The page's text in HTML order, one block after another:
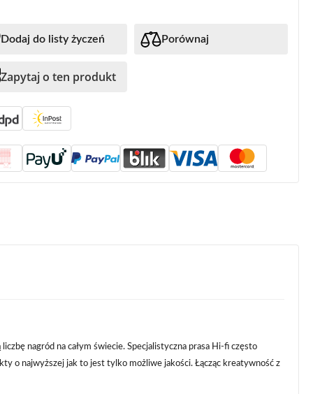
Dodaj do listy życzeń Porównaj
Zapytaj o ten produkt
nagród na całym świecie. Specjalistyczna prasa Hi-fi często
o najwyższej jak to jest tylko możliwe jakości. Łącząc kreatywność z